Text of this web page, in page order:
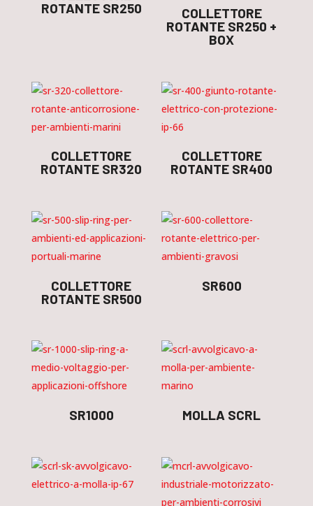
ROTANTE SR250
COLLETTORE
ROTANTE SR250 +
BOX
COLLETTORE
ROTANTE SR320
COLLETTORE
ROTANTE SR400
COLLETTORE
ROTANTE SR500
SR600
SR1000 MOLLA SCRL